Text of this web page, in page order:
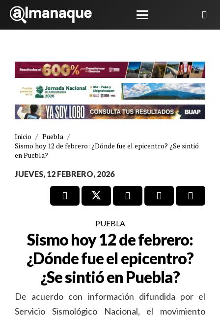
Inicio / Puebla /
Sismo hoy 12 de febrero: ¿Dónde fue el epicentro? ¿Se sintió
en Puebla?
JUEVES, 12 FEBRERO, 2026
PUEBLA
Sismo hoy 12 de febrero:
¿Dónde fue el epicentro?
¿Se sintió en Puebla?
De acuerdo con información difundida por el
Servicio Sismológico Nacional, el movimiento